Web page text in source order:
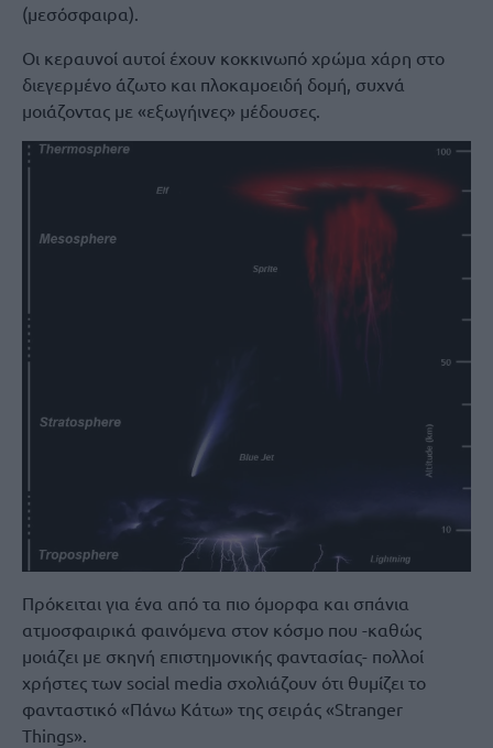
(μεσόσφαιρα).
Οι κεραυνοί αυτοί έχουν κοκκινωπό χρώμα χάρη στο
διεγερμένο άζωτο και πλοκαμοειδή δομή, συχνά
μοιάζοντας με «εξωγήινες» μέδουσες.
Πρόκειται για ένα από τα πιο όμορφα και σπάνια
ατμοσφαιρικά φαινόμενα στον κόσμο που -καθώς
μοιάζει με σκηνή επιστημονικής φαντασίας- πολλοί
χρήστες των social media σχολιάζουν ότι θυμίζει το
φανταστικό «Πάνω Κάτω» της σειράς «Stranger
Things».